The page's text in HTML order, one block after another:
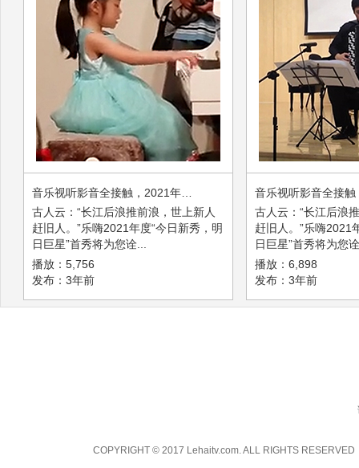
古人云：“长江后浪推前浪，世上新人
赶旧人。”乐嗨2021年度“今日新秀，明
日巨星”首秀将为您诠...
播放：5,756
发布：3年前
古人云：“长江后浪
赶旧人。”乐嗨2021
日巨星”首秀将为您
播放：6,898
发布：3年前
COPYRIGHT © 2017 Lehaitv.com. ALL RIGHTS